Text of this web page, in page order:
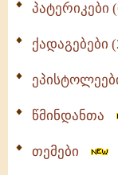
პატერიკები
ქადაგებები
წმინდანთა
თემები